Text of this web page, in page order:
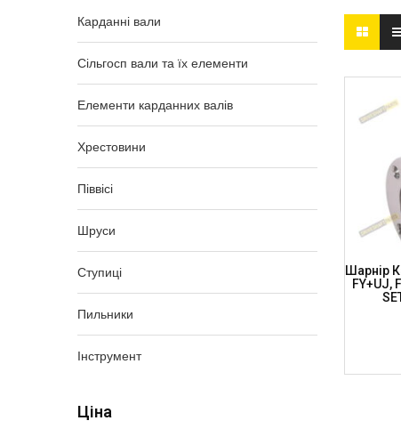
Карданні вали
Сільгосп вали та їх елементи
Елементи карданних валів
Хрестовини
Піввісі
Шруси
Ступиці
Пильники
Інструмент
Ціна
Шарнір
FY+UJ,